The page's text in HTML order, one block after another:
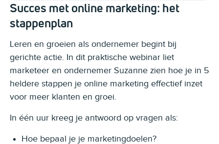
Succes met online marketing: het
stappenplan
Leren en groeien als ondernemer begint bij
gerichte actie. In dit praktische webinar liet
marketeer en ondernemer Suzanne zien hoe je in 5
heldere stappen je online marketing effectief inzet
voor meer klanten en groei.
In één uur kreeg je antwoord op vragen als:
Hoe bepaal je je marketingdoelen?